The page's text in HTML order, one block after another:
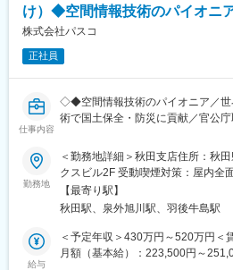
変更の範囲：会社の定める業務
プレイヤーとしての実務に加え、以
ます。
設計方針の策定、方式検討、設計
ー、品質向上施策
相談対応、実装支援、ナレッジ共
手順整備）
・顧客折衝、提案活動
要件整理、提案の組み立て、見積
【業務内容】
け）◆空間情報技術のパイオニ
株式会社パスコ
正社員
仕事内容
◇◆空間情報技術のパイオニア／世
術で国土保全・防災に貢献／官公
■業務内容：
官公庁・地方公共団体へ当社の保
地理情報システム）・建設コンサ
供いただきます。
業界最先端の技術で地図の作成から
ム）の運用まで一貫したサービス
ルティング等、様々な空間情報ソ
勤務地
＜勤務地詳細＞秋田支店住所：秋
クスビル2F 受動喫煙対策：屋内全
る事業所
【最寄り駅】
秋田駅、泉外旭川駅、羽後牛島駅
給与
＜予定年収＞430万円～520万円＜
月額（基本給）：223,500円～